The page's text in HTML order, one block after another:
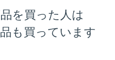
を買った人は
も買っています